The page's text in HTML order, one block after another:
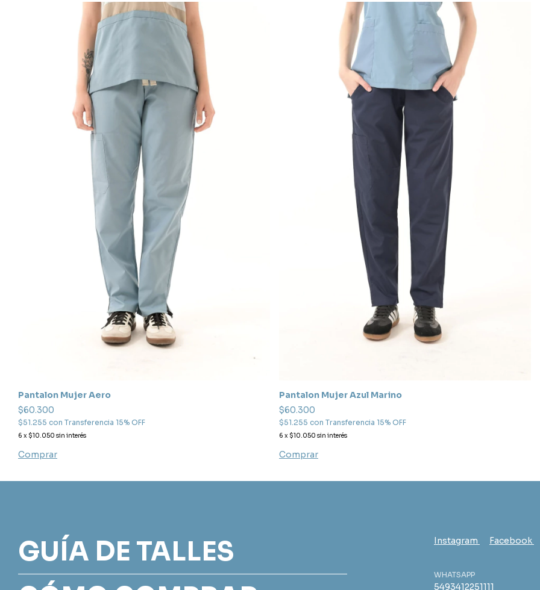
Pantalon Mujer Aero
$60.300
$51.255 con Transferencia 15% OFF
6 x $10.050 sin interés
Comprar
Pantalon Mujer Azul Marino
$60.300
$51.255 con Transferencia 15% OFF
6 x $10.050 sin interés
Comprar
GUÍA DE TALLES
Instagram Facebook
WHATSAPP
5493412251111